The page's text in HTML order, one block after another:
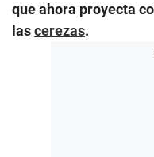
que ahora proyecta
lascerezas.